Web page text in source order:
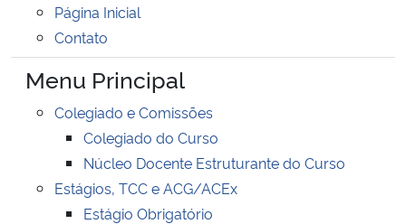
Ministério da Educação
Ministério da Cidadania
Ministério da Saúde
Ministério de Minas e Energia
Ministério da Ciência, Tecnologia, Inovações e Comunicações
Página Inicial
Contato
Menu Principal
Colegiado e Comissões
Colegiado do Curso
Núcleo Docente Estruturante do Curso
Estágios, TCC e ACG/ACEx
Estágio Obrigatório